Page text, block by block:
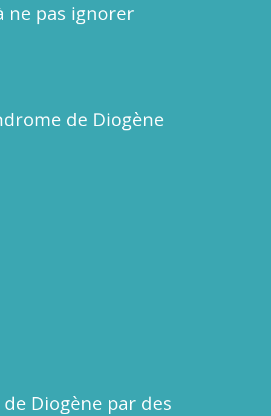
ne pas ignorer
de Diogène
Diogène par des